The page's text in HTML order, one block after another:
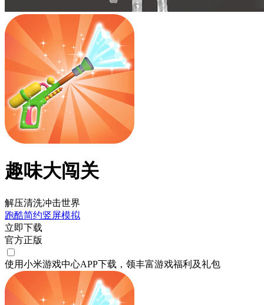
趣味大闯关
解压清洗冲击世界
跑酷简约竖屏模拟
立即下载
官方正版
使用小米游戏中心APP下载 ，领丰富游戏福利 及礼包